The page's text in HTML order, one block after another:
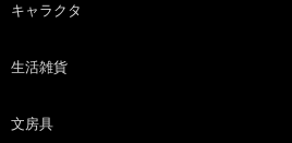
キャラクタ
生活雑貨
文房具